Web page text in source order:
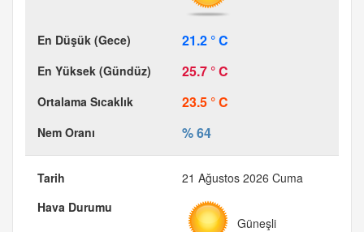
21.2 ° C
25.7 ° C
23.5 ° C
% 64
21 Ağustos 2026 Cuma
Güneşli